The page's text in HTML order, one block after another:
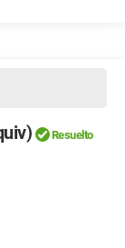
Resuelto